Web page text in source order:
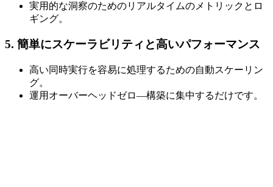
実用的な洞察のためのリアルタイムのメトリックとロ
ギング。
5. 簡単にスケーラビリティと高いパフォーマンス
高い同時実行を容易に処理するための自動スケーリン
グ。
運用オーバーヘッドゼロ—構築に集中するだけです。